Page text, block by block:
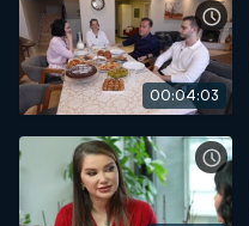
00:04:03